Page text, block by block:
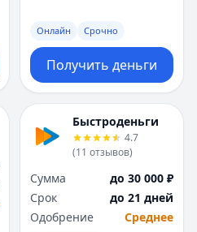
Онлайн Срочно
Получить деньги
Быстроденьги
4.7
(11 отзывов)
Сумма
до 30 000 ₽
Срок
до 21 дней
Одобрение
Среднее